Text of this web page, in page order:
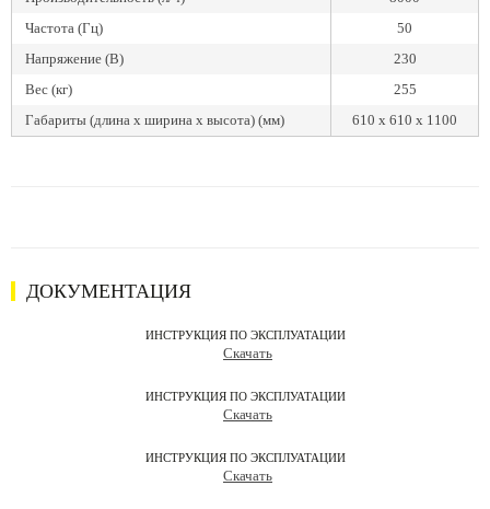
Частота (Гц)
50
Напряжение (В)
230
Вес (кг)
255
Габариты (длина х ширина х высота) (мм)
610 x 610 x 1100
ДОКУМЕНТАЦИЯ
ИНСТРУКЦИЯ ПО ЭКСПЛУАТАЦИИ
Скачать
ИНСТРУКЦИЯ ПО ЭКСПЛУАТАЦИИ
Скачать
ИНСТРУКЦИЯ ПО ЭКСПЛУАТАЦИИ
Скачать